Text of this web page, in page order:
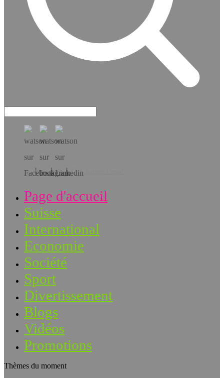
Téléchargez l’app!
Page d'accueil
Suisse
International
Economie
Société
Sport
Divertissement
Blogs
Vidéos
Promotions
Thèmes du moment